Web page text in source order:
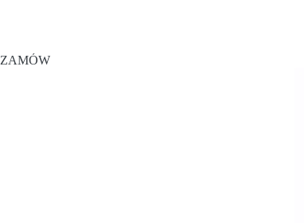
ZAMÓW